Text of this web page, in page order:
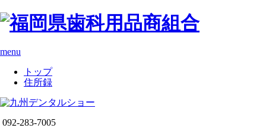
menu
トップ
住所録
092-283-7005